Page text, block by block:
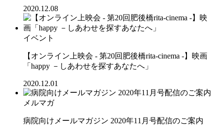
2020.12.08
イベント
【オンライン上映会 - 第20回肥後橋rita-cinema -】映画
「happy －しあわせを探すあなたへ」
2020.12.01
メルマガ
病院向けメールマガジン 2020年11月号配信のご案内